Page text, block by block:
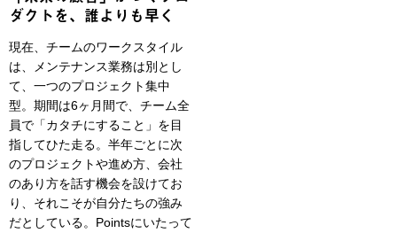
ダクトを、誰よりも早く
現在、チームのワークスタイル
は、メンテナンス業務は別とし
て、一つのプロジェクト集中
型。期間は6ヶ月間で、チーム全
員で「カタチにすること」を目
指してひた走る。半年ごとに次
のプロジェクトや進め方、会社
のあり方を話す機会を設けてお
り、それこそが自分たちの強み
だとしている。Pointsにいたって